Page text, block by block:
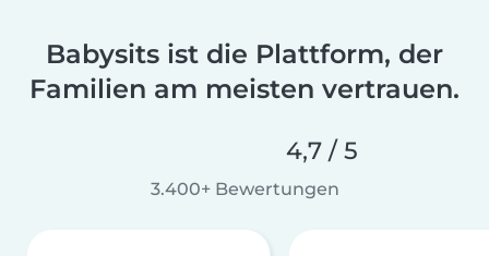
Babysits ist die Plattform, der
Familien am meisten vertrauen.
4,7 / 5
3.400+ Bewertungen